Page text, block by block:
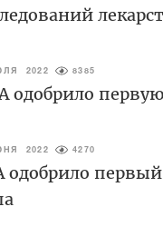
2022 8385
одобрило
2022 4270
одобрило